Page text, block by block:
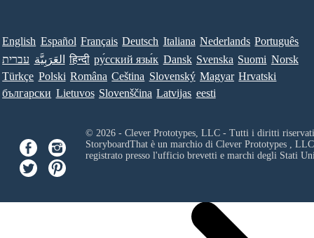
English Español Français Deutsch Italiana Nederlands Português
עברית العَرَبِيَّة हिन्दी ру́сский язы́к Dansk Svenska Suomi Norsk
Türkçe Polski Româna Ceština Slovenský Magyar Hrvatski
български Lietuvos Slovenščina Latvijas eesti
© 2026 - Clever Prototypes, LLC - Tutti i diritti
StoryboardThat è un marchio di Clever Prototypes , LLC
registrato presso l'ufficio brevetti e marchi degli Stati